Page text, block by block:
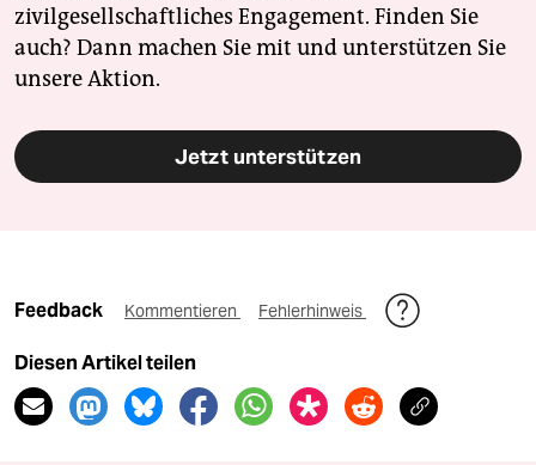
zivilgesellschaftliches Engagement. Finden Sie
auch? Dann machen Sie mit und unterstützen Sie
unsere Aktion.
Jetzt unterstützen
Feedback Kommentieren Fehlerhinweis
Diesen Artikel teilen